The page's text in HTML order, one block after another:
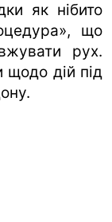
як нібито
що
рух.
щодо дій під